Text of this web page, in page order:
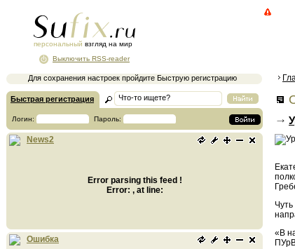
персональный взгляд на мир
Для сохранения настроек пройдите Быструю регистрацию
Выключить RSS-reader
Быстрая регистрация
Логин: Пароль:
News2
Error parsing this feed !
Error: , at line:
Ошибка
«В